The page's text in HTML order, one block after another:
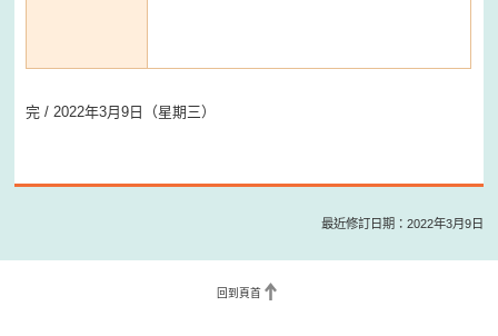
完 / 2022年3月9日（星期三）
最近修訂日期：2022年3月9日
回到頁首